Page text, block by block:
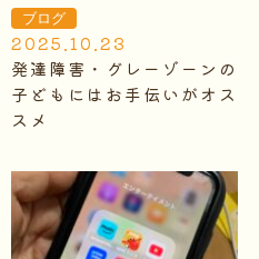
ブログ
2025.10.23
発達障害・グレーゾーンの
子どもにはお手伝いがオス
スメ